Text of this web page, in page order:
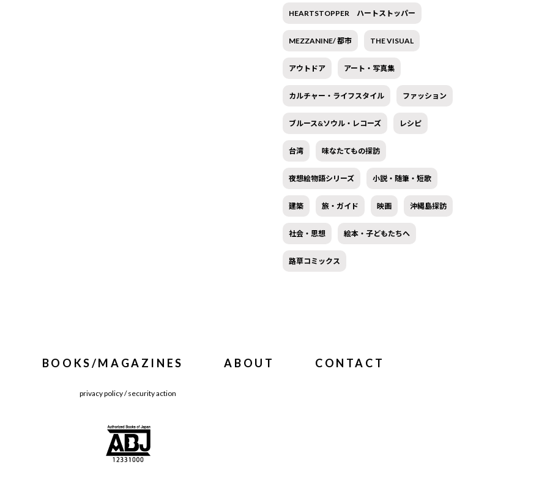
HEARTSTOPPER ハートストッパー
MEZZANINE/ 都市 THE VISUAL
アウトドア アート・写真集
カルチャー・ライフスタイル ファッション
ブルース&ソウル・レコーズ レシピ
台湾 味なたてもの探訪
夜想絵物語シリーズ 小説・随筆・短歌
建築 旅・ガイド 映画 沖縄島探訪
社会・思想 絵本・子どもたちへ
路草コミックス
BOOKS/MAGAZINES ABOUT CONTACT
privacy policy/security action